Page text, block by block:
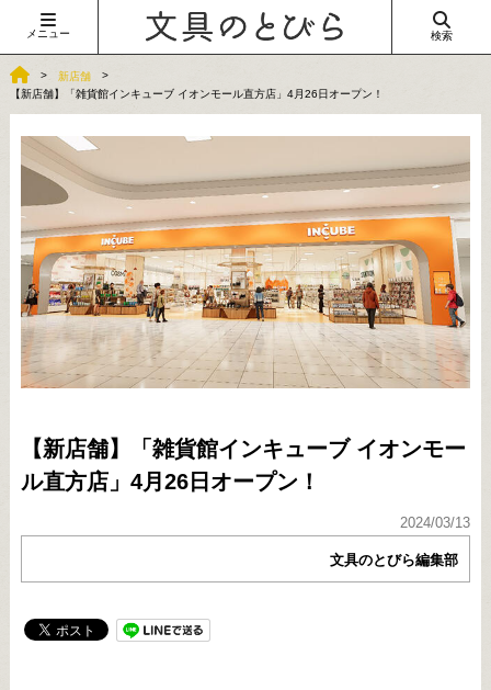
メニュー 検索
新店舗
【新店舗】「雑貨館インキューブ イオンモール直方店」4月26日オープン！
【新店舗】「雑貨館インキューブ イオンモー
ル直方店」4月26日オープン！
2024/03/13
文具のとびら編集部